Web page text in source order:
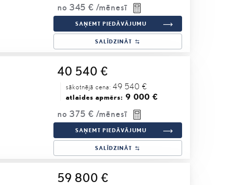
no 345 € /mēnesī
SAŅEMT PIEDĀVĀJUMU
SALĪDZINĀT
40 540 €
sākotnējā cena: 49 540 €
atlaides apmērs: 9 000 €
no 375 € /mēnesī
SAŅEMT PIEDĀVĀJUMU
SALĪDZINĀT
59 800 €